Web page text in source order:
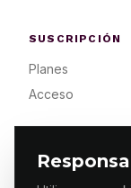
SUSCRIPCIÓN
Planes
Acceso